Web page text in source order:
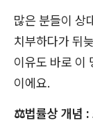
많은 분들이 상
치부하다가 뒤
이유도 바로 이
이에요.
⚖️법률상 개념 :